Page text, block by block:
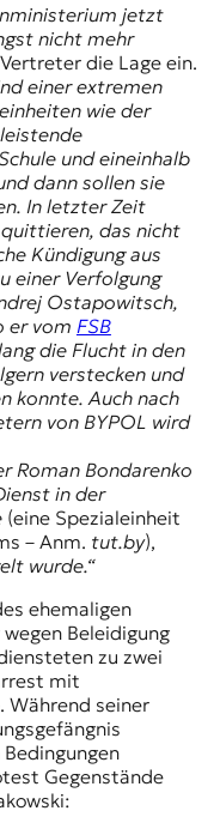
jetzt
nicht mehr
die Lage ein.
einer extremen
wie der
und eineinhalb
dann sollen sie
In letzter Zeit
das nicht
Kündigung aus
einer Verfolgung
Ostapowitsch,
er vom FSB
die Flucht in den
verstecken und
konnte. Auch nach
von BYPOL wird
Roman Bondarenko
in der
(eine Spezialeinheit
– Anm. tut.by),
wurde.“
ehemaligen
Beleidigung
zu zwei
mit
seiner
Gegenstände